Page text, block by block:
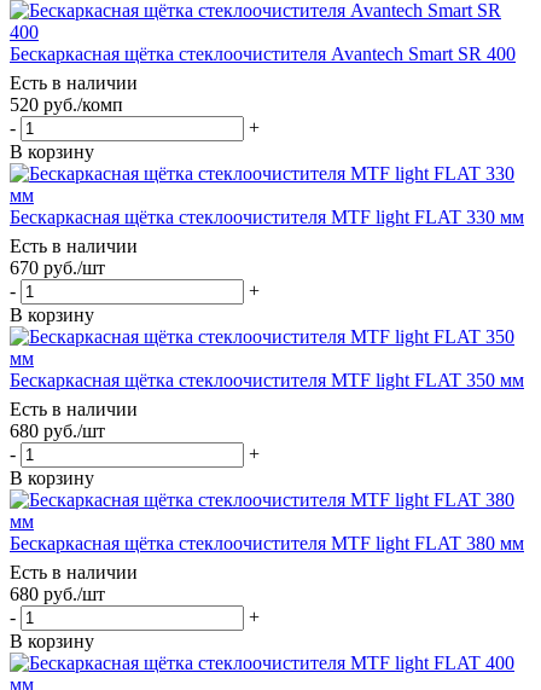
Бескаркасная щётка стеклоочистителя Avantech Smart SR 400
Есть в наличии
520 руб./комп
-
+
В корзину
Бескаркасная щётка стеклоочистителя MTF light FLAT 330 мм
Есть в наличии
670 руб./шт
-
+
В корзину
Бескаркасная щётка стеклоочистителя MTF light FLAT 350 мм
Есть в наличии
680 руб./шт
-
+
В корзину
Бескаркасная щётка стеклоочистителя MTF light FLAT 380 мм
Есть в наличии
680 руб./шт
-
+
В корзину